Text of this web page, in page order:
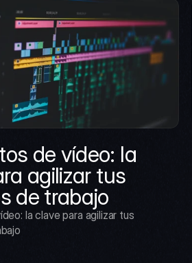
de vídeo: la
agilizar tus
de trabajo
la clave para agilizar tus